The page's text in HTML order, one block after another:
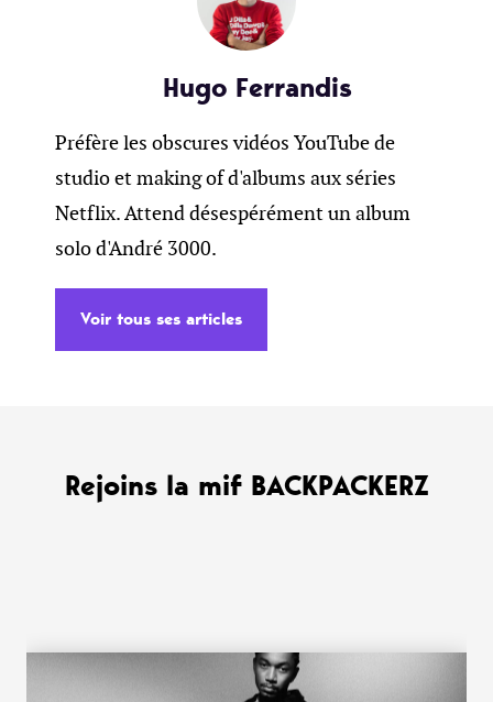
Hugo Ferrandis
Préfère les obscures vidéos YouTube de
studio et making of d'albums aux séries
Netflix. Attend désespérément un album
solo d'André 3000.
Voir tous ses articles
Rejoins la mif BACKPACKERZ
WANT MORE ?